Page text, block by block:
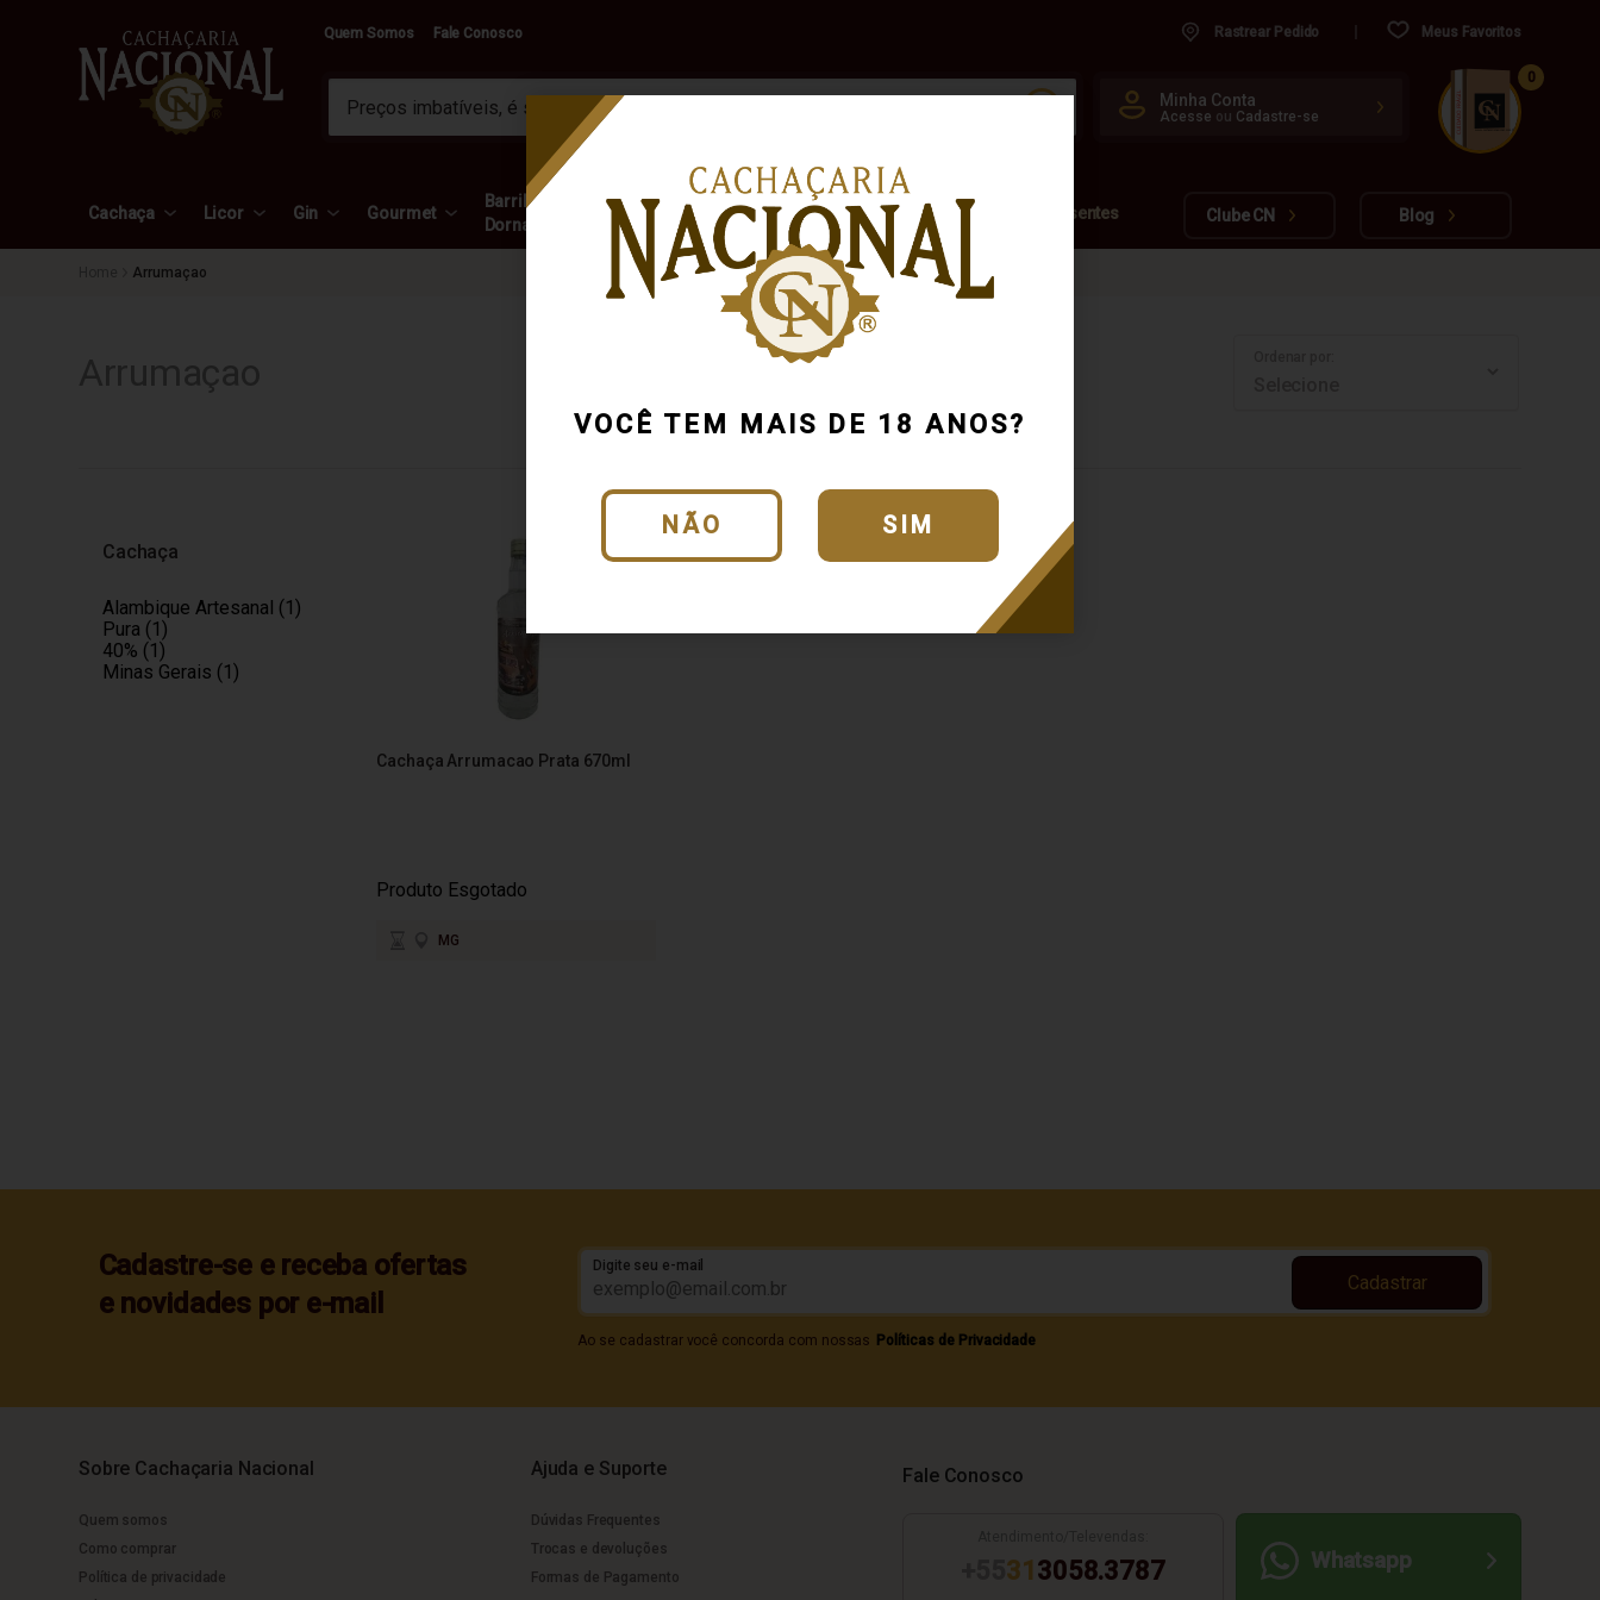
VOCÊ TEM MAIS DE 18 ANOS?
NÃO SIM
Quem Somos Fale Conosco Rastrear Pedido Meus Favoritos
Minha Conta
Acesse ou Cadastre-se
www.cachacarianacional.com.br
CUIDADO FRÁGIL
0
Cachaça Licor Gin Gourmet
Barril e
Dorna
Acessórios
Outras
Bebidas
Marcas Presentes Clube CN Blog
Arrumaçao
Cachaça
Alambique Artesanal (1)
Pura (1)
40% (1)
Minas Gerais (1)
Cachaça Arrumacao Prata 670ml
Produto Esgotado
MG
Cadastre-se e receba ofertas
e novidades por e-mail
Digite seu e-mail
Ao se cadastrar você concorda com nossas Políticas de Privacidade
Cadastrar
Sobre Cachaçaria Nacional
Quem somos
Como comprar
Política de privacidade
Ajuda e Suporte
Dúvidas Frequentes
Trocas e devoluções
Formas de Pagamento
Fale Conosco
31 3058.3787 Whatsapp